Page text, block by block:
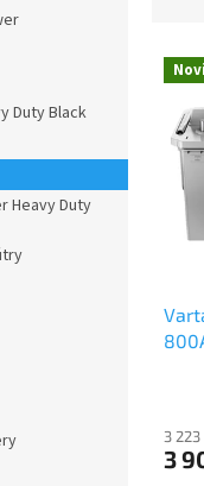
Duty Black
Heavy Duty
nV
3
3